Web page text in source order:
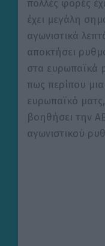
πολλές φορές
έχει μεγάλη
αγωνιστικά
αποκτήσει
στα ευρωπαϊκά
πως περίπου
ευρωπαϊκό
βοηθήσει την
αγωνιστικού